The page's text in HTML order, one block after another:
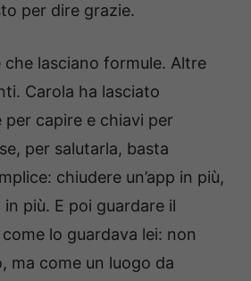
per dire grazie.
che lasciano formule. Altre
Carola ha lasciato
per capire e chiavi per
per salutarla, basta
chiudere un’app in più,
più. E poi guardare il
lo guardava lei: non
ma come un luogo da